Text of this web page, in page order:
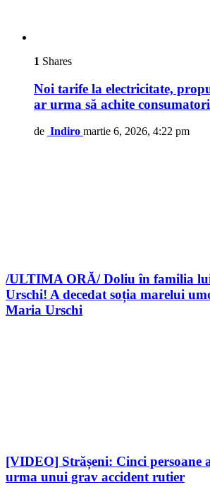
1 Shares
Noi tarife la electricitate,
ar urma să achite
de Indiro martie 6, 2026, 4:22 pm
/ULTIMA ORĂ/ Doliu în familia
Urschi! A decedat soția marelui
Maria Urschi
[VIDEO] Strășeni: Cinci persoane
urma unui grav accident rutier